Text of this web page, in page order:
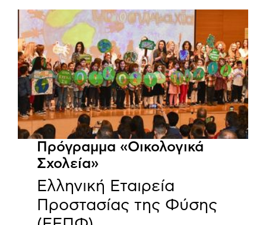
Πρόγραμμα «Οικολογικά
Σχολεία»
Ελληνική Εταιρεία
Προστασίας της Φύσης